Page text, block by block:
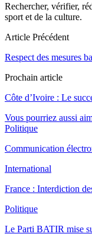
Rechercher, vérifier,
sport et de la culture.
Article Précédent
Respect des mesures
Prochain article
Côte d’Ivoire : Le
Vous pourriez aussi
Politique
Communication
International
France : Interdiction
Politique
Le Parti BATIR mise